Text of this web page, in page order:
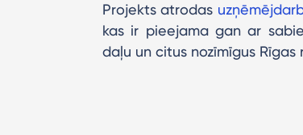
Projekts atrodas
kas ir pieejama gan ar
daļu un citus nozīmīgus Rīgas